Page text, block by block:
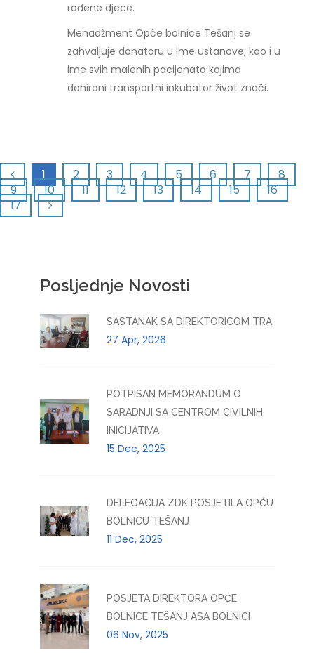
rođene djece.
Menadžment Opće bolnice Tešanj se
zahvaljuje donatoru u ime ustanove, kao i u
ime svih malenih pacijenata kojima
donirani transportni inkubator život znači.
1 2 3 4 5 6 7
8
9
10 11 12 13 14 15
16
17
Posljednje Novosti
SASTANAK SA DIREKTORICOM TRA
27 Apr, 2026
POTPISAN MEMORANDUM O
SARADNJI SA CENTROM CIVILNIH
INICIJATIVA
15 Dec, 2025
DELEGACIJA ZDK POSJETILA OPĆU
BOLNICU TEŠANJ
11 Dec, 2025
POSJETA DIREKTORA OPĆE
BOLNICE TEŠANJ ASA BOLNICI
06 Nov, 2025